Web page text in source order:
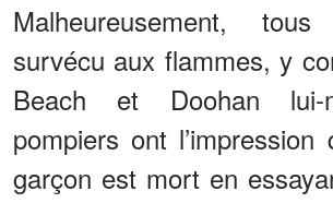
Malheureusement,
survécu aux flammes, y
Beach et Doohan lui-
pompiers ont
garçon est mort en